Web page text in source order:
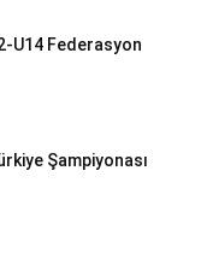
U14 Federasyon
Şampiyonası